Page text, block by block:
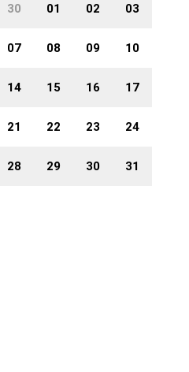
30 01 02 03
07 08 09 10
14 15 16 17
21 22 23 24
28 29 30 31